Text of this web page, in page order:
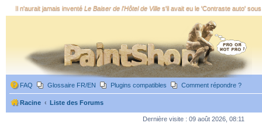
Il n'aurait jamais inventé Le Baiser de l'Hôtel de Ville s'il avait eu le 'Contraste auto'
FAQ Glossaire FR/EN Plugins compatibles Comment répondre ?
Racine Liste des Forums
Dernière visite : 09 août 2026, 08:11